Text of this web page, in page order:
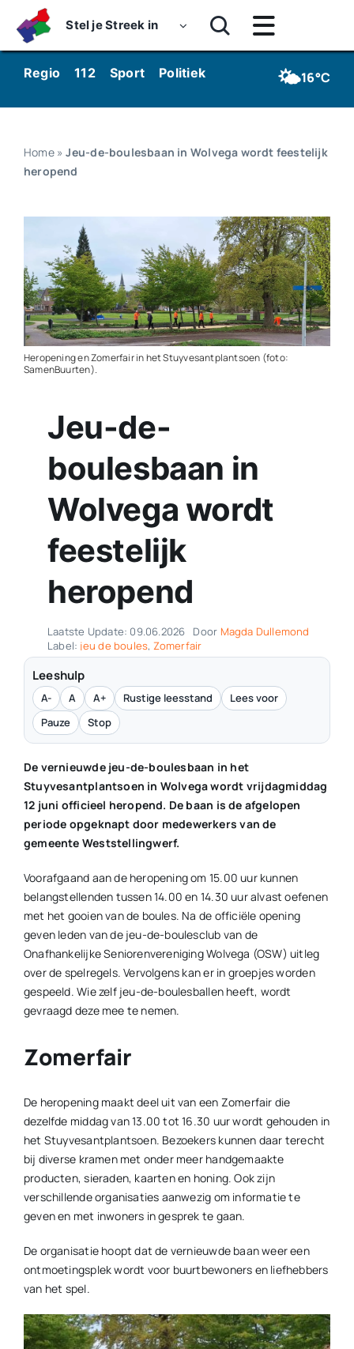
content
Stel je Streek in
Toggle
Navigatie
Home
Nieuws
Kijk
Over ons
Werken bij Streekomroep ‘De Werven’
Plaats je eigen nieuws
Regio 112 Sport Politiek Kunst & Cultuur
🌤️16°C
Home»Jeu-de-boulesbaan in Wolvega wordt feestelijk
heropend
Heropening en Zomerfair in het Stuyvesantplantsoen (foto:
SamenBuurten).
Jeu-de-
boulesbaan in
Wolvega wordt
feestelijk
heropend
Laatste Update: 09.06.2026 Door Magda Dullemond
Label: jeu de boules, Zomerfair
Leeshulp
A- A A+ Rustige leesstand
Lees voor
Pauze
Stop
De vernieuwde jeu-de-boulesbaan in het
Stuyvesantplantsoen in Wolvega wordt vrijdagmiddag
12 juni officieel heropend. De baan is de afgelopen
periode opgeknapt door medewerkers van de
gemeente Weststellingwerf.
Voorafgaand aan de heropening om 15.00 uur kunnen
belangstellenden tussen 14.00 en 14.30 uur alvast oefenen
met het gooien van de boules. Na de officiële opening
geven leden van de jeu-de-boulesclub van de
Onafhankelijke Seniorenvereniging Wolvega (OSW) uitleg
over de spelregels. Vervolgens kan er in groepjes worden
gespeeld. Wie zelf jeu-de-boulesballen heeft, wordt
gevraagd deze mee te nemen.
Zomerfair
De heropening maakt deel uit van een Zomerfair die
dezelfde middag van 13.00 tot 16.30 uur wordt gehouden in
het Stuyvesantplantsoen. Bezoekers kunnen daar terecht
bij diverse kramen met onder meer handgemaakte
producten, sieraden, kaarten en honing. Ook zijn
verschillende organisaties aanwezig om informatie te
geven en met inwoners in gesprek te gaan.
De organisatie hoopt dat de vernieuwde baan weer een
ontmoetingsplek wordt voor buurtbewoners en liefhebbers
van het spel.